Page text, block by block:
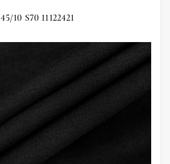
10 S70 11122421